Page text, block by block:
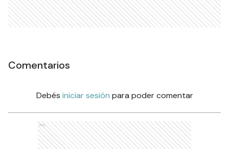
Comentarios
Debés iniciar sesión para poder comentar
Ads